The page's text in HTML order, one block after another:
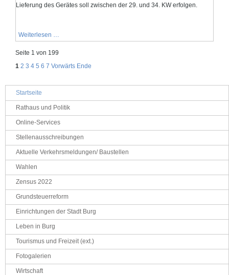
Lieferung des Gerätes soll zwischen der 29. und 34. KW erfolgen.
Weiterlesen …
Mobiler
Seite 1 von 199
1 2 3 4 5 6 7 Vorwärts Ende
Navigation
überspringen
Startseite
Rathaus und Politik
Online-Services
Stellenausschreibungen
Aktuelle Verkehrsmeldungen/ Baustellen
Wahlen
Zensus 2022
Grundsteuerreform
Einrichtungen der Stadt Burg
Leben in Burg
Tourismus und Freizeit (ext.)
Fotogalerien
Wirtschaft